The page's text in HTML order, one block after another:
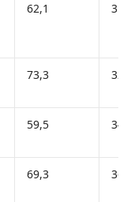
62,1 313
73,3 328
59,5 342
69,3 366